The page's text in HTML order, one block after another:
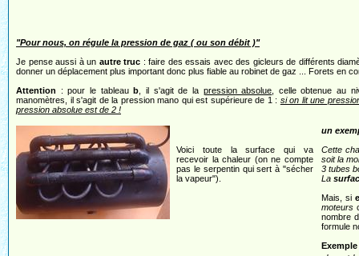
"Pour nous, on régule la pression de gaz ( ou son débit )"
Je pense aussi à un autre truc : faire des essais avec des gicleurs de différents
donner un déplacement plus important donc plus fiable au robinet de gaz ... Forets en
Attention : pour le tableaub , il s'agit de la pression absolue , celle obtenue au
manomètres, il s'agit de la pression mano qui est supérieure de 1 : si on lit une
pression absolue est de 2 !
Voici toute la surface qui va
recevoir la chaleur (on ne compte
pas le serpentin qui sert à "sécher
la vapeur").
un
Cette
soit la
3 tubes
La
Mais, si
moteurs
nombre
formule